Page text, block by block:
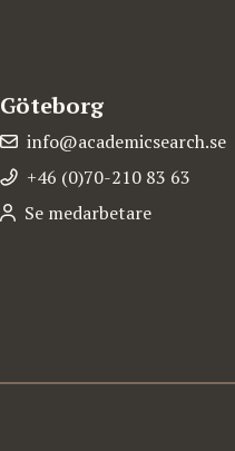
Göteborg
info@academicsearch.se
+46 (0)70-210 83 63
Se medarbetare